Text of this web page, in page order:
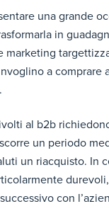
una grande
in
marketing
a comprare
al b2b
un periodo
un riacquisto. In
con